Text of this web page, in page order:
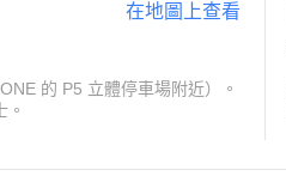
在地圖上查看
的 P5 立體停車場附近）。